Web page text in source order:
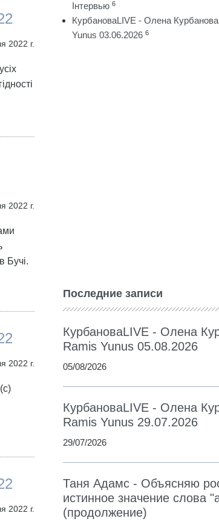
2022 г.
2022 г.
Бучі.
2022 г.
2022 г.
Інтервью 6
КурбановаLIVE - Олена
Yunus 03.06.2026 6
Последние записи
КурбановаLIVE - Олена
Ramis Yunus 05.08.2026
05/08/2026
КурбановаLIVE - Олена
Ramis Yunus 29.07.2026
29/07/2026
Таня Адамс - Объясняю
истинное значение слова
(продолжение)